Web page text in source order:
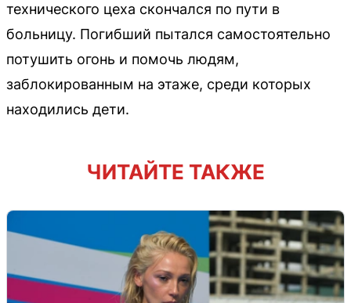
технического цеха скончался по пути в
больницу. Погибший пытался самостоятельно
потушить огонь и помочь людям,
заблокированным на этаже, среди которых
находились дети.
ЧИТАЙТЕ ТАКЖЕ